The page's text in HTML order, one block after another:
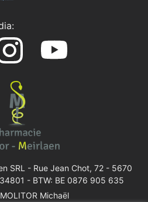
SRL - Rue Jean Chot, 72 - 5670
- BTW: BE 0876 905 635
Michaël